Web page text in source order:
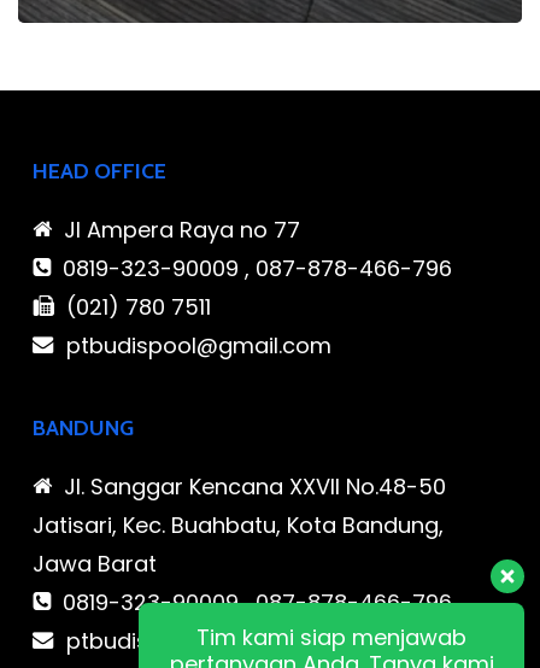
HEAD OFFICE
Jl Ampera Raya no 77
0819-323-90009 , 087-878-466-796
(021) 780 7511
ptbudispool@gmail.com
BANDUNG
Jl. Sanggar Kencana XXVII No.48-50
Jatisari, Kec. Buahbatu, Kota Bandung,
Jawa Barat
0819-323-90009 , 087-878-466-796
ptbudispool@gmail.comTim kami siap menjawab